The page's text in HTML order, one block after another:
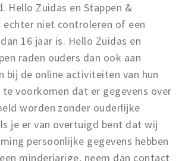
Hello Zuidas en Stappen &
echter niet controleren of een
16 jaar is. Hello Zuidas en
raden ouders dan ook aan
bij de online activiteiten van hun
voorkomen dat er gegevens over
worden zonder ouderlijke
je er van overtuigd bent dat wij
persoonlijke gegevens hebben
minderjarige, neem dan contact